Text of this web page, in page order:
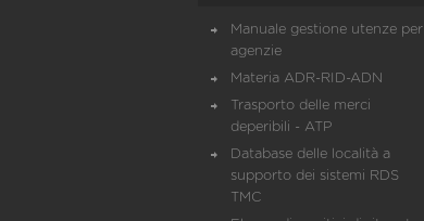
Manuale gestione utenze per
agenzie
Materia ADR-RID-ADN
Trasporto delle merci
deperibili - ATP
Database delle località a
supporto dei sistemi RDS
TMC